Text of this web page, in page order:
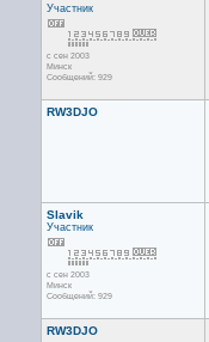
Участник
с сен 2003
Минск
Сообщений: 929
RW3DJO
Slavik
Участник
с сен 2003
Минск
Сообщений: 929
RW3DJO